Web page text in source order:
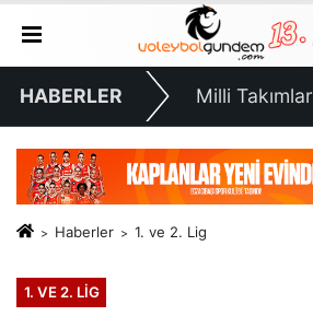
HABERLER Milli Takımlar
Haberler 1. ve 2. Lig
1. VE 2. LIG